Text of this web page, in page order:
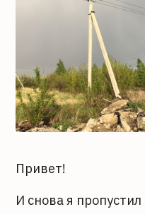
Привет!
И снова я